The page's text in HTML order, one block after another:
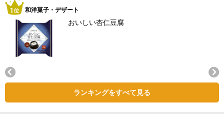
和洋菓子・デザート
おいしい杏仁豆腐
ランキングをすべて見る